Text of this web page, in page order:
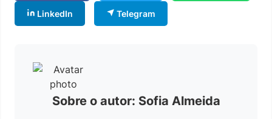
LinkedIn Telegram
Sobre o autor: Sofia Almeida